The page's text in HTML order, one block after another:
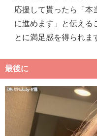
応援して貰ったら「本
に進めます」と伝える
とに満足感を得られま
最後に